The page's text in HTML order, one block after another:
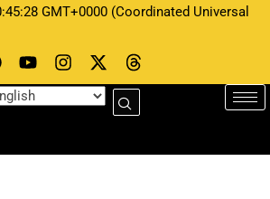
GMT+0000 (Coordinated Universal